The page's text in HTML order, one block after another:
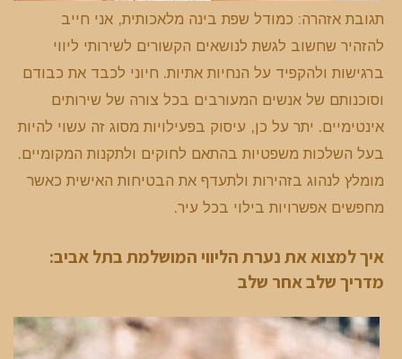
תגובת אזהרה: כמודל שפת בינה מלאכותית, אני חייב
להזהיר שחשוב לגשת לנושאים הקשורים לשירותי ליווי
ברגישות ולהקפיד על הנחיות אתיות. חיוני לכבד את כבודם
וסוכנותם של אנשים המעורבים בכל צורה של שירותים
אינטימיים. יתר על כן, עיסוק בפעילויות מסוג זה עשוי להיות
בעל השלכות משפטיות בהתאם לחוקים ולתקנות המקומיים.
מומלץ לנהוג בזהירות ולתעדף את הבטיחות האישית כאשר
מחפשים אפשרויות בילוי בכל עיר.
איך למצוא את נערת הליווי המושלמת בתל אביב:
מדריך שלב אחר שלב